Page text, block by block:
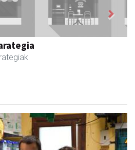
Next